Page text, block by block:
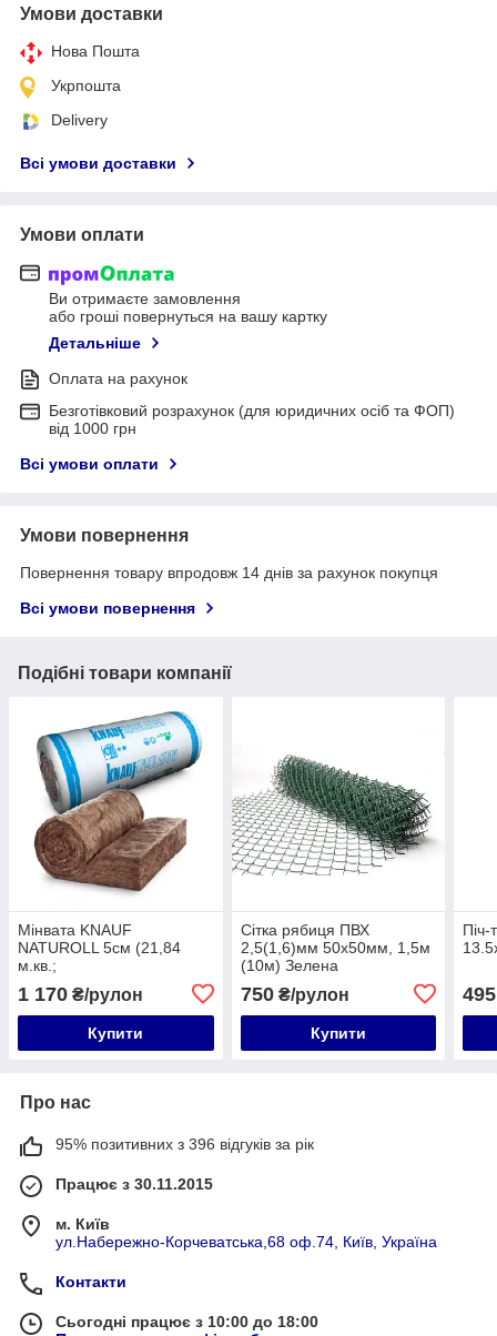
Умови доставки
Нова Пошта
Укрпошта
Delivery
Всі умови доставки
Умови оплати
Ви отримаєте замовлення
або гроші повернуться на вашу картку
Детальніше
Оплата на рахунок
Безготівковий розрахунок (для юридичних осіб та ФОП)
від 1000 грн
Всі умови оплати
Умови повернення
Повернення товару впродовж 14 днів за рахунок покупця
Всі умови повернення
Подібні товари компанії
Мінвата KNAUF
NATUROLL 5см (21,84
м.кв.;
1 170 ₴/рулон
Купити
Сітка рябиця ПВХ
2,5(1,6)мм 50х50мм, 1,5м
(10м) Зелена
750₴/рулон
Купити
Піч-
495
Про нас
95% позитивних з 396 відгуків за рік
Працює з 30.11.2015
м. Київ
ул.Набережно-Корчеватська,68 оф.74, Київ, Україна
Контакти
Сьогодні працює з 10:00 до 18:00